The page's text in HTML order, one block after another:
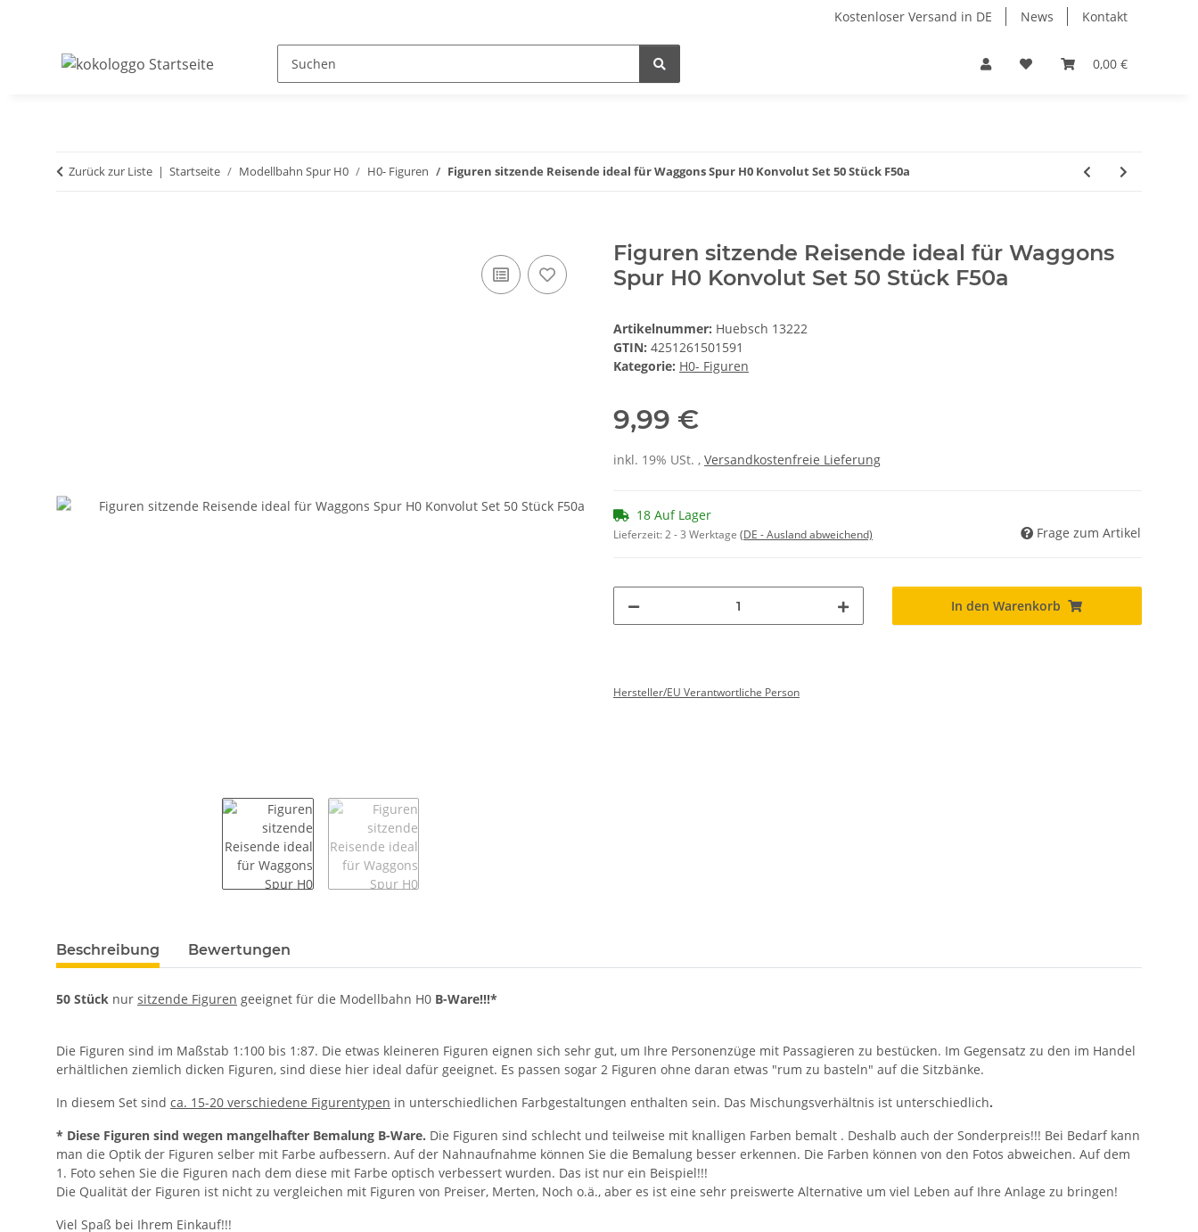
Kostenloser Versand in DE News Kontakt
0,00 €
Zurück zur Liste Startseite Modellbahn Spur H0 H0- Figuren Figuren sitzende Reisende ideal für Waggons Spur H0 Konvolut Set 50 Stück F50a
Figuren sitzende Reisende ideal für Waggons
Spur H0 Konvolut Set 50 Stück F50a
Artikelnummer: Huebsch 13222
GTIN: 4251261501591
Kategorie: H0- Figuren
9,99 €
inkl. 19% USt. , Versandkostenfreie Lieferung
18 Auf Lager
Lieferzeit:2 - 3 Werktage (DE - Ausland abweichend) Frage zum Artikel
In den Warenkorb
Hersteller/EU Verantwortliche Person
weitere Registerkarten anzeigen
Beschreibung Bewertungen
50 Stück nur sitzende Figuren geeignet für die Modellbahn H0 B-Ware!!!*
Die Figuren sind im Maßstab 1:100 bis 1:87. Die etwas kleineren Figuren eignen sich sehr gut, um Ihre Personenzüge mit Passagieren zu bestücken. Im Gegensatz zu den im Handel
erhältlichen ziemlich dicken Figuren, sind diese hier ideal dafür geeignet. Es passen sogar 2 Figuren ohne daran etwas "rum zu basteln" auf die Sitzbänke.
In diesem Set sind ca. 15-20 verschiedene Figurentypen in unterschiedlichen Farbgestaltungen enthalten sein. Das Mischungsverhältnis ist unterschiedlich.
* Diese Figuren sind wegen mangelhafter Bemalung B-Ware. Die Figuren sind schlecht und teilweise mit knalligen Farben bemalt . Deshalb auch der Sonderpreis!!! Bei Bedarf kann
man die Optik der Figuren selber mit Farbe aufbessern. Auf der Nahnaufnahme können Sie die Bemalung besser erkennen. Die Farben können von den Fotos abweichen. Auf dem
1. Foto sehen Sie die Figuren nach dem diese mit Farbe optisch verbessert wurden. Das ist nur ein Beispiel!!!
Die Qualität der Figuren ist nicht zu vergleichen mit Figuren von Preiser, Merten, Noch o.ä., aber es ist eine sehr preiswerte Alternative um viel Leben auf Ihre Anlage zu bringen!
Viel Spaß bei Ihrem Einkauf!!!